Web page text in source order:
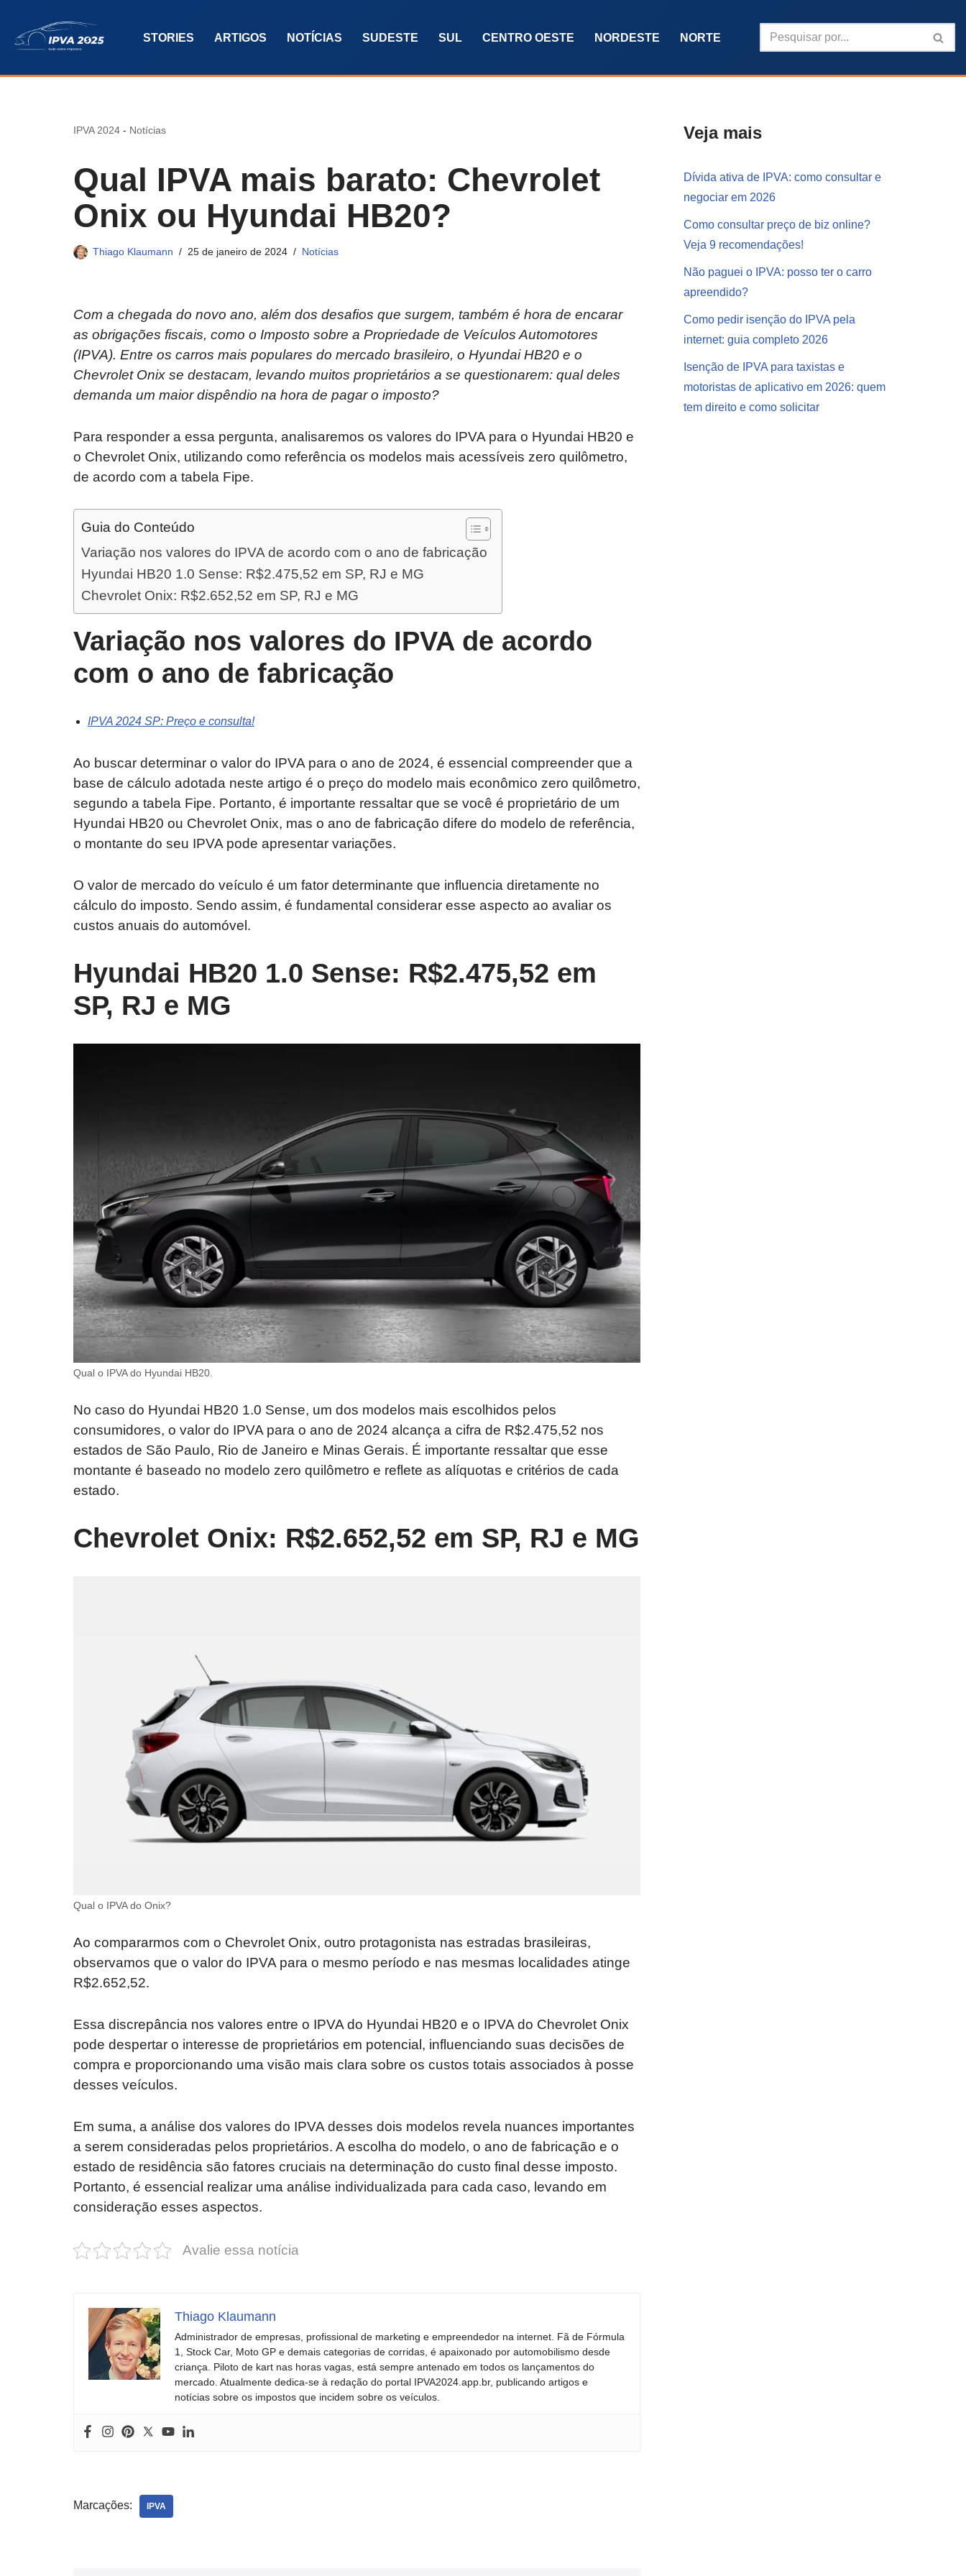
Pular
o
STORIES ARTIGOS NOTÍCIAS SUDESTE SUL CENTRO OESTE NORDESTE NORTE
IPVA 2024 - Notícias
Qual IPVA mais barato: Chevrolet
Onix ou Hyundai HB20?
Thiago Klaumann 25 de janeiro de 2024 Notícias
Com a chegada do novo ano, além dos desafios que surgem, também é hora de encarar
as obrigações fiscais, como o Imposto sobre a Propriedade de Veículos Automotores
(IPVA). Entre os carros mais populares do mercado brasileiro, o Hyundai HB20 e o
Chevrolet Onix se destacam, levando muitos proprietários a se questionarem: qual deles
demanda um maior dispêndio na hora de pagar o imposto?
Para responder a essa pergunta, analisaremos os valores do IPVA para o Hyundai HB20 e
o Chevrolet Onix, utilizando como referência os modelos mais acessíveis zero quilômetro,
de acordo com a tabela Fipe.
Guia do Conteúdo
Variação nos valores do IPVA de acordo com o ano de fabricação
Hyundai HB20 1.0 Sense: R$2.475,52 em SP, RJ e MG
Chevrolet Onix: R$2.652,52 em SP, RJ e MG
Variação nos valores do IPVA de acordo
com o ano de fabricação
IPVA 2024 SP: Preço e consulta!
Ao buscar determinar o valor do IPVA para o ano de 2024, é essencial compreender que a
base de cálculo adotada neste artigo é o preço do modelo mais econômico zero quilômetro,
segundo a tabela Fipe. Portanto, é importante ressaltar que se você é proprietário de um
Hyundai HB20 ou Chevrolet Onix, mas o ano de fabricação difere do modelo de referência,
o montante do seu IPVA pode apresentar variações.
O valor de mercado do veículo é um fator determinante que influencia diretamente no
cálculo do imposto. Sendo assim, é fundamental considerar esse aspecto ao avaliar os
custos anuais do automóvel.
Hyundai HB20 1.0 Sense: R$2.475,52 em
SP, RJ e MG
Qual o IPVA do Hyundai HB20.
No caso do Hyundai HB20 1.0 Sense, um dos modelos mais escolhidos pelos
consumidores, o valor do IPVA para o ano de 2024 alcança a cifra de R$2.475,52 nos
estados de São Paulo, Rio de Janeiro e Minas Gerais. É importante ressaltar que esse
montante é baseado no modelo zero quilômetro e reflete as alíquotas e critérios de cada
estado.
Chevrolet Onix: R$2.652,52 em SP, RJ e MG
Qual o IPVA do Onix?
Ao compararmos com o Chevrolet Onix, outro protagonista nas estradas brasileiras,
observamos que o valor do IPVA para o mesmo período e nas mesmas localidades atinge
R$2.652,52.
Essa discrepância nos valores entre o IPVA do Hyundai HB20 e o IPVA do Chevrolet Onix
pode despertar o interesse de proprietários em potencial, influenciando suas decisões de
compra e proporcionando uma visão mais clara sobre os custos totais associados à posse
desses veículos.
Em suma, a análise dos valores do IPVA desses dois modelos revela nuances importantes
a serem consideradas pelos proprietários. A escolha do modelo, o ano de fabricação e o
estado de residência são fatores cruciais na determinação do custo final desse imposto.
Portanto, é essencial realizar uma análise individualizada para cada caso, levando em
consideração esses aspectos.
Avalie essa notícia
Thiago Klaumann
Administrador de empresas, profissional de marketing e empreendedor na internet. Fã de Fórmula
1, Stock Car, Moto GP e demais categorias de corridas, é apaixonado por automobilismo desde
criança. Piloto de kart nas horas vagas, está sempre antenado em todos os lançamentos do
mercado. Atualmente dedica-se à redação do portal IPVA2024.app.br, publicando artigos e
notícias sobre os impostos que incidem sobre os veículos.
Marcações: IPVA
Veja mais
Dívida ativa de IPVA: como consultar e
negociar em 2026
Como consultar preço de biz online?
Veja 9 recomendações!
Não paguei o IPVA: posso ter o carro
apreendido?
Como pedir isenção do IPVA pela
internet: guia completo 2026
Isenção de IPVA para taxistas e
motoristas de aplicativo em 2026: quem
tem direito e como solicitar